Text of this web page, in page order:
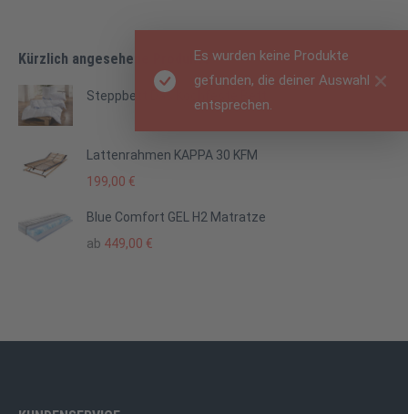
Es wurden keine Produkte
gefunden, die deiner Auswahl
entsprechen.
Kürzlich angesehene Produkte
Steppbett Das Kochfeste Bett
Lattenrahmen KAPPA 30 KFM
199,00 €
Blue Comfort GEL H2 Matratze
ab 449,00 €